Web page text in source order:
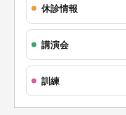
休診情報
講演会
訓練